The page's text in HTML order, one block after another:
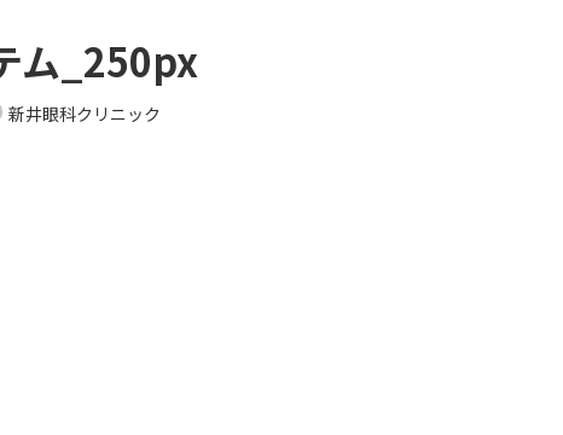
ム_250px
新井眼科クリニック